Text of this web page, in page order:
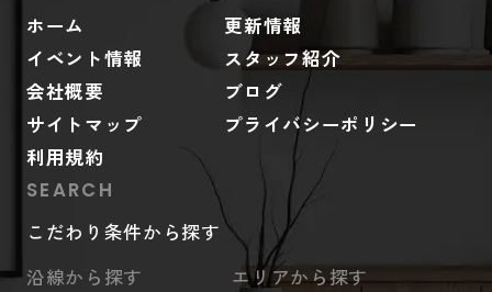
ホーム
更新情報
イベント情報
スタッフ紹介
会社概要
ブログ
サイトマップ
プライバシーポリシー
利用規約
SEARCH
こだわり条件から探す
沿線から探す
エリアから探す